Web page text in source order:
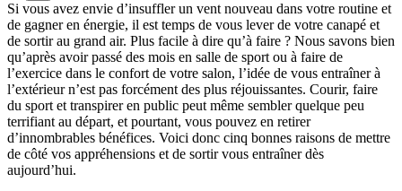
Si vous avez envie d’insuffler un vent nouveau dans votre routine et
de gagner en énergie, il est temps de vous lever de votre canapé et
de sortir au grand air. Plus facile à dire qu’à faire ? Nous savons bien
qu’après avoir passé des mois en salle de sport ou à faire de
l’exercice dans le confort de votre salon, l’idée de vous entraîner à
l’extérieur n’est pas forcément des plus réjouissantes. Courir, faire
du sport et transpirer en public peut même sembler quelque peu
terrifiant au départ, et pourtant, vous pouvez en retirer
d’innombrables bénéfices. Voici donc cinq bonnes raisons de mettre
de côté vos appréhensions et de sortir vous entraîner dès
aujourd’hui.